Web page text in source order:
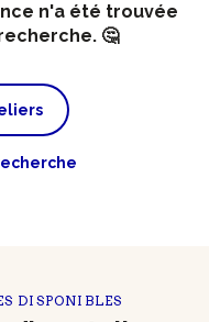
n'a été trouvée
🤔
DISPONIBLES